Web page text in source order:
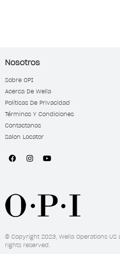
Nosotros
Sobre OPI
Acerca De Wella
Políticas De Privacidad
Términos Y Condiciones
Contactanos
Salon Locator
© Copyright 2023, Wella Operations US
rights reserved.